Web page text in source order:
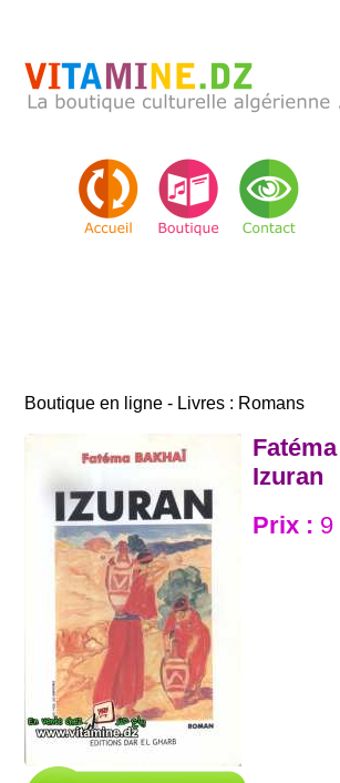
Boutique en ligne - Livres : Romans
Izuran
Prix : 9